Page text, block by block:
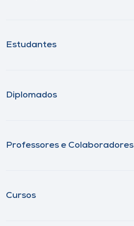
Estudantes
Diplomados
Professores e Colaboradores
Cursos